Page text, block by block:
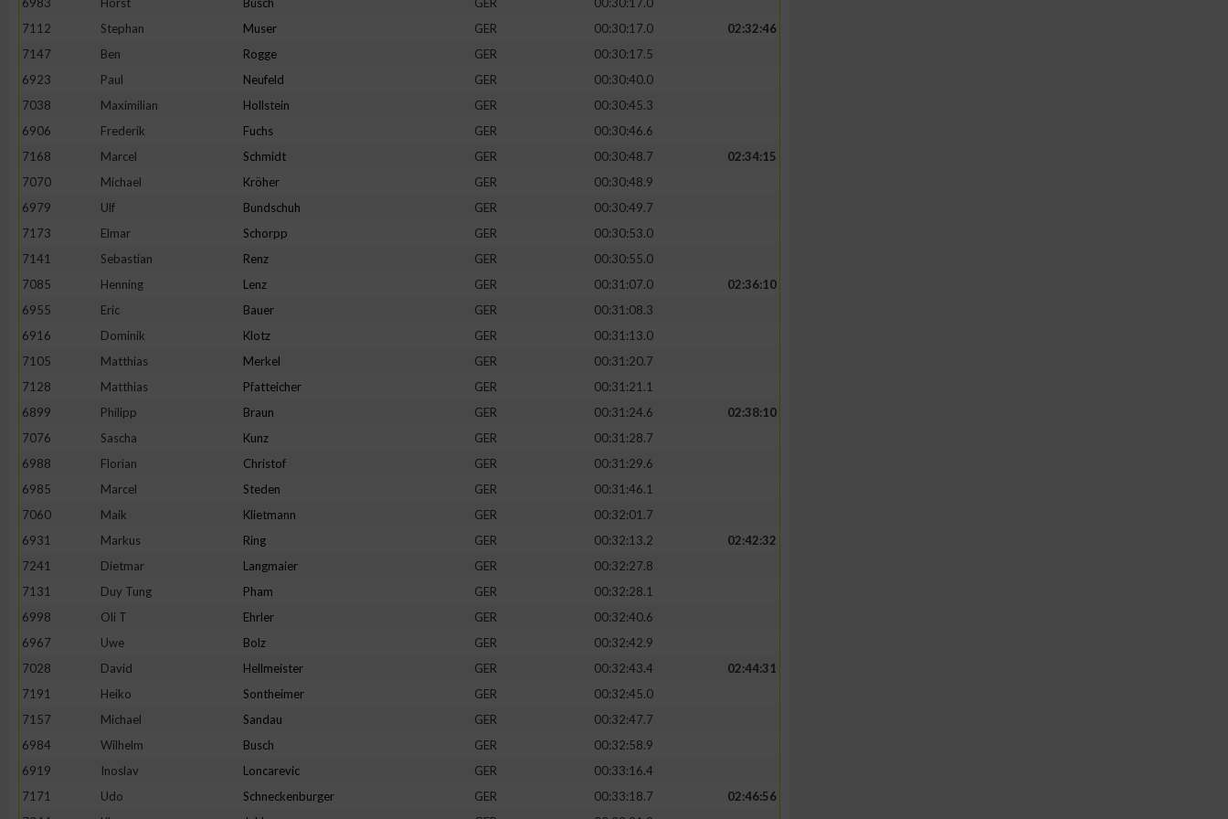
7112
Stephan Muser GER 00:30:17.0
02:32:46
7147
Ben Rogge GER
00:30:17.5
6923
Paul Neufeld GER
00:30:40.0
7038
Maximilian Hollstein GER
00:30:45.3
6906
Frederik Fuchs GER
00:30:46.6
7168
Marcel Schmidt GER 00:30:48.7
02:34:15
7070
Michael Kröher GER
00:30:48.9
6979
Ulf Bundschuh GER
00:30:49.7
7173
Elmar Schorpp GER
00:30:53.0
7141
Sebastian Renz GER
00:30:55.0
7085
Henning Lenz GER 00:31:07.0
02:36:10
6955
Eric Bauer GER
00:31:08.3
6916
Dominik Klotz GER
00:31:13.0
7105
Matthias Merkel GER
00:31:20.7
7128
Matthias Pfatteicher GER
00:31:21.1
6899
Philipp Braun GER 00:31:24.6
02:38:10
7076
Sascha Kunz GER
00:31:28.7
6988
Florian Christof GER
00:31:29.6
6985
Marcel Steden GER
00:31:46.1
7060
Maik Klietmann GER
00:32:01.7
6931
Markus Ring GER 00:32:13.2
02:42:32
7241
Dietmar Langmaier GER
00:32:27.8
7131
Duy Tung Pham GER
00:32:28.1
6998
Oli T Ehrler GER
00:32:40.6
6967
Uwe Bolz GER
00:32:42.9
7028
David Hellmeister GER 00:32:43.4
02:44:31
7191
Heiko Sontheimer GER
00:32:45.0
7157
Michael Sandau GER
00:32:47.7
6984
Wilhelm Busch GER
00:32:58.9
6919
Inoslav Loncarevic GER
00:33:16.4
7171
Udo Schneckenburger GER 00:33:18.7
02:46:56
Erstellung von Profilen zur Personalisierung von Inhalten
Messung der Werbeleistung
Messung der Performance von Inhalten
Analyse von Zielgruppen durch Statistiken oder Kombinationen von Daten aus
Entwicklung und Verbesserung der Angebote
IAB-Besonderheiten:
Geräte anhand von aktiv angeforderten Informationen identifizieren
Nicht-IAB-Verarbeitungszwecke:
Notwendig
Performance
Funktional